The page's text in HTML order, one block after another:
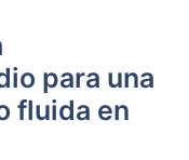
para una
fluida en